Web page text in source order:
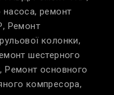
насоса, ремонт
Ремонт
колонки,
шестерного
Ремонт основного
компресора,